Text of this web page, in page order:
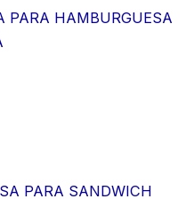
PARA HAMBURGUESA